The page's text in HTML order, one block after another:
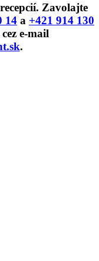
Zavolajte
14 a +421 914 130
e-mail
.